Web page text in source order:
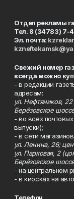
Отдел рекламы
Тел. 8 (34783) 7-
Эл. почта:
Свежий номер
всегда можно
- в редакции
адресам:
ул. Нефтяников,
Берёзовское
- во всех
выпуски);
- в сети
ул. Ленина, 26;
ул. Парковая, 2
Берёзовское
- на центральном
- в киосках на